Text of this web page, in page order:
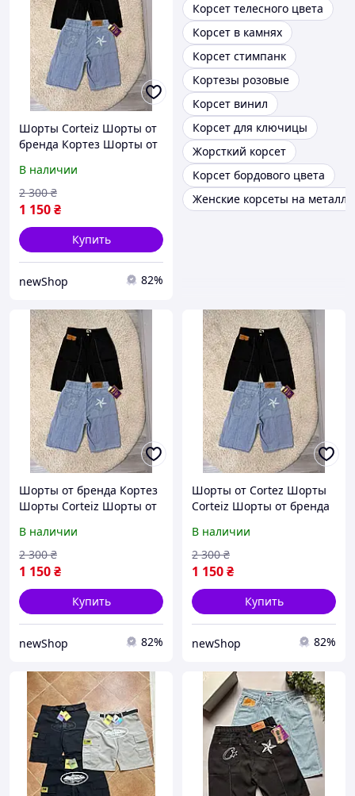
Шорты Corteiz Шорты от
бренда Кортез Шорты от
В наличии
1 150₴
2 300 ₴
Купить
newShop 82%
Корсет телесного цвета
Корсет в камнях
Корсет стимпанк
Кортезы розовые
Корсет винил
Корсет для ключицы
Жорсткий корсет
Корсет бордового цвета
Женские корсеты на
Шорты от бренда Кортез
Шорты Corteiz Шорты от
В наличии
1 150₴
2 300 ₴
Купить
newShop 82%
Шорты от Cortez Шорты
Corteiz Шорты от бренда
В наличии
1 150₴
2 300 ₴
Купить
newShop 82%